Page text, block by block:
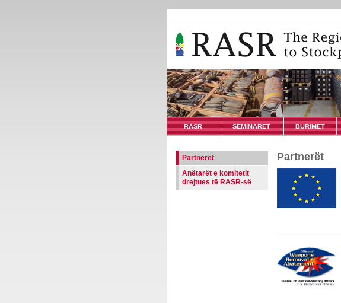
RASR SEMINARET BURIMET
Partnerët
Partnerët
Anëtarët e komitetit
drejtues të RASR-së